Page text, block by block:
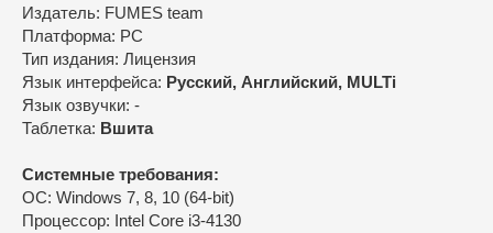
Издатель: FUMES team
Платформа: PC
Тип издания: Лицензия
Язык интерфейса: Русский, Английский, MULTi
Язык озвучки: -
Таблетка: Вшита
Системные требования:
ОС: Windows 7, 8, 10 (64-bit)
Процессор: Intel Core i3-4130